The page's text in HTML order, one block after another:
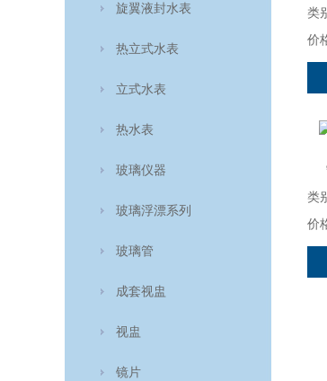
类
价
类
价
旋翼液封水表
热立式水表
立式水表
热水表
玻璃仪器
玻璃浮漂系列
玻璃管
成套视盅
视盅
镜片